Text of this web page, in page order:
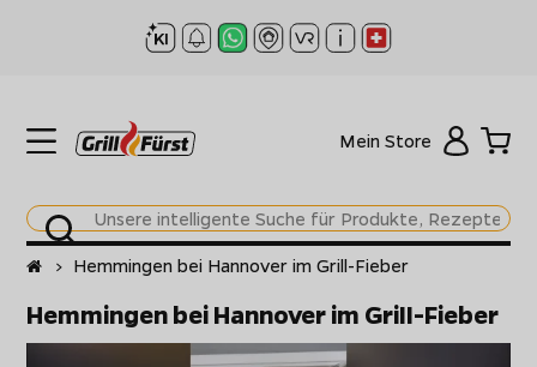
Mein Store
Startseite
> Hemmingen bei Hannover im Grill-Fieber
Hemmingen bei Hannover im Grill-Fieber